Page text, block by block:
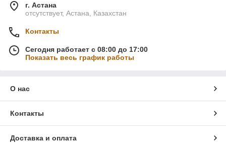
г. Астана
отсутствует, Астана, Казахстан
Контакты
Сегодня работает с 08:00 до 17:00
Показать весь график работы
О нас
Контакты
Доставка и оплата